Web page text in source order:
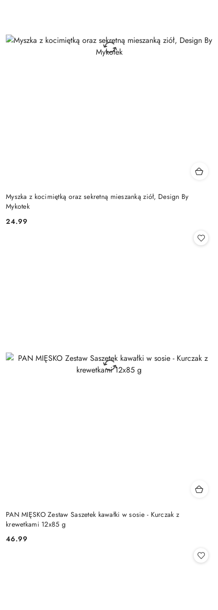
Myszka z kocimiętką oraz sekretną mieszanką ziół, Design By
Mykotek
Cena:
24.99
PAN MIĘSKO Zestaw Saszetek kawałki w sosie - Kurczak z
krewetkami 12x85 g
Cena:
46.99